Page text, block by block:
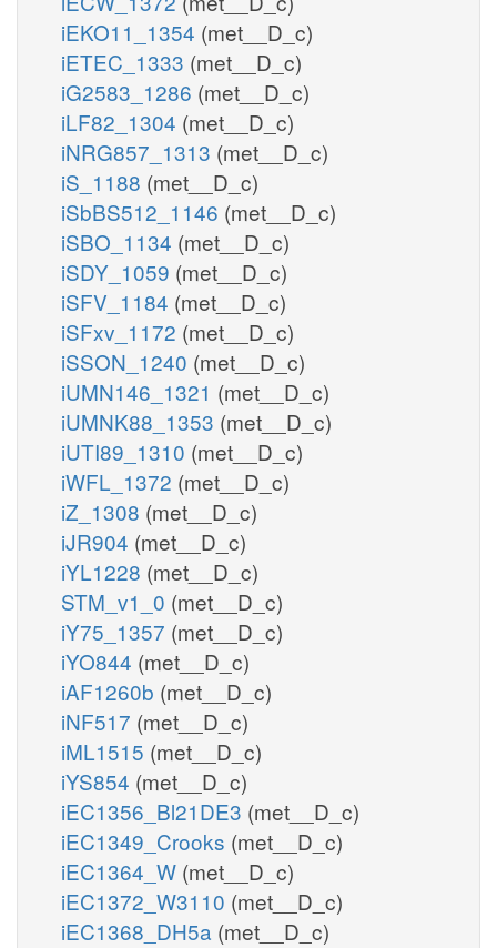
iEKO11_1354 (met__D_c)
iETEC_1333 (met__D_c)
iG2583_1286 (met__D_c)
iLF82_1304 (met__D_c)
iNRG857_1313 (met__D_c)
iS_1188 (met__D_c)
iSbBS512_1146 (met__D_c)
iSBO_1134 (met__D_c)
iSDY_1059 (met__D_c)
iSFV_1184 (met__D_c)
iSFxv_1172 (met__D_c)
iSSON_1240 (met__D_c)
iUMN146_1321 (met__D_c)
iUMNK88_1353 (met__D_c)
iUTI89_1310 (met__D_c)
iWFL_1372 (met__D_c)
iZ_1308 (met__D_c)
iJR904 (met__D_c)
iYL1228 (met__D_c)
STM_v1_0 (met__D_c)
iY75_1357 (met__D_c)
iYO844 (met__D_c)
iAF1260b (met__D_c)
iNF517 (met__D_c)
iML1515 (met__D_c)
iYS854 (met__D_c)
iEC1356_Bl21DE3 (met__D_c)
iEC1349_Crooks (met__D_c)
iEC1364_W (met__D_c)
iEC1372_W3110 (met__D_c)
iEC1368_DH5a (met__D_c)